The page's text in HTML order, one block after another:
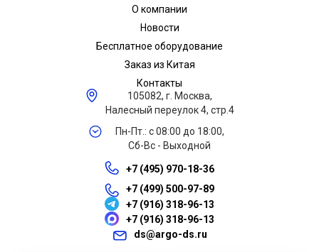
О компании
Новости
Бесплатное оборудование
Заказ из Китая
Контакты
105082, г. Москва,
Налесный переулок 4, стр.4
Пн-Пт.: с 08:00 до 18:00,
Сб-Вс - Выходной
+7 (495) 970-18-36
+7 (499) 500-97-89
+7 (916) 318-96-13
+7 (916) 318-96-13
ds@argo-ds.ru